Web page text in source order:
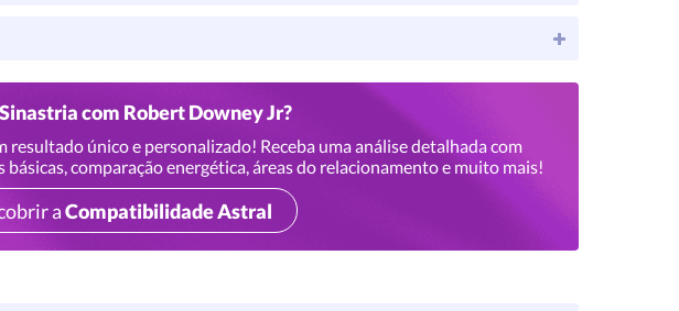
com Robert Downey Jr?
único e personalizado! Receba uma análise detalhada com
comparação energética, áreas do relacionamento e muito mais!
aCompatibilidade Astral